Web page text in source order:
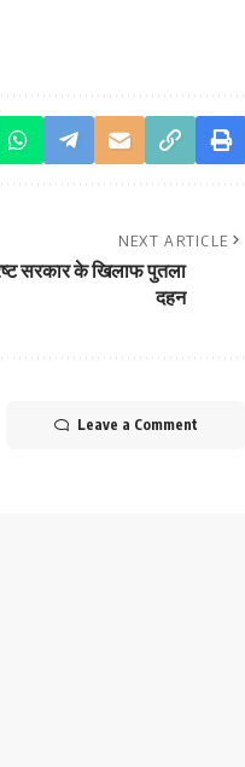
NEXT ARTICLE
सरकार के खिलाफ पुतला
दहन
Leave a Comment